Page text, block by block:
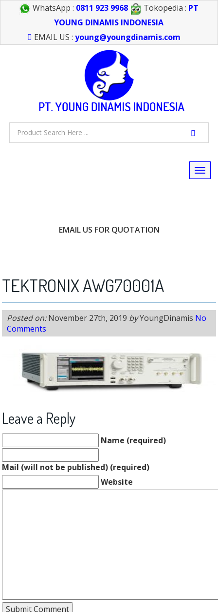
WhatsApp : 0811 923 9968 Tokopedia : PT
YOUNG DINAMIS INDONESIA
EMAIL US :young@youngdinamis.com
EMAIL US FOR QUOTATION
TEKTRONIX AWG70001A
Posted on:November 27th, 2019 byYoungDinamis No
Comments
Leave a Reply
Name (required)
Mail (will not be published) (required)
Website